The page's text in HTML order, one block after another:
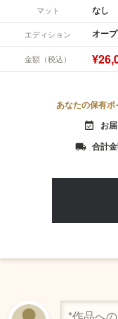
マット なし
エディション オー
金額（税込）
あなたの保有
event_available お
local_shipping 合計